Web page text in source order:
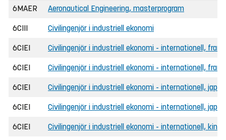
6MAER
Aeronautical Engineering, masterprogram
6CIII Civilingenjör i industriell ekonomi
6CIEI Civilingenjör i industriell ekonomi - internationell,
6CIEI Civilingenjör i industriell ekonomi - internationell,
6CIEI Civilingenjör i industriell ekonomi - internationell,
6CIEI Civilingenjör i industriell ekonomi - internationell,
6CIEI Civilingenjör i industriell ekonomi - internationell,